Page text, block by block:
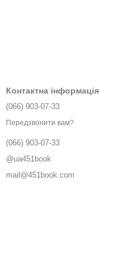
Контактна інформація
(066) 903-07-33
Передзвонити вам?
(066) 903-07-33
@ua451book
mail@451book.com